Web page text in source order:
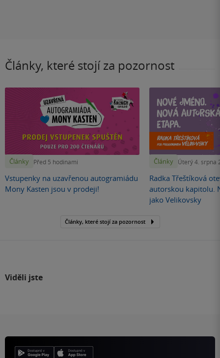
Články, které stojí za pozornost
Články Před 5 hodinami
Vstupenky na uzavřenou autogramiádu
Mony Kasten jsou v prodeji!
Články Úterý 4. srpna
Radka Třeštíková
autorskou kapitolu.
jako Velikovsky
Články, které stojí za pozornost
Viděli jste